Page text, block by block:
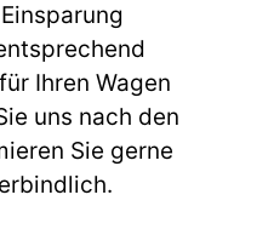
Ihren Wagen
uns nach den
Sie gerne